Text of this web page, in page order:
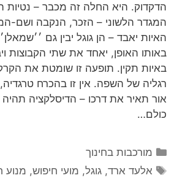
הדקדוק. היא החלה זה מכבר – נטיות
המגדר הלשוני – הזכר, הנקבה ושם-
האיות יאבד – הן גוגל יבין גם
באותו האופן, יאחד את שתי הקבוצות
באיות תקין. תופעה זו שומטת את
רגליה של השפה. אין זו בהכרח
אור תאיר את דרכו – הדיסלקציה
כולם…
קטגוריות
מורכבות בחינוך
תגיות
אלעד ארד,גוגל, מועי חיפוש, מנוע